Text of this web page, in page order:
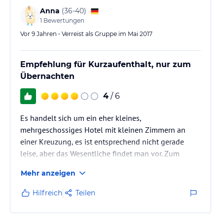
Anna (36-40)
1 Bewertungen
Vor 9 Jahren • Verreist als Gruppe im Mai 2017
Empfehlung für Kurzaufenthalt, nur zum
Übernachten
4 / 6
Es handelt sich um ein eher kleines,
mehrgeschossiges Hotel mit kleinen Zimmern an
einer Kreuzung, es ist entsprechend nicht gerade
leise, aber das Wesentliche findet man vor. Zum
geeignet.
Mehr anzeigen
Hilfreich Teilen